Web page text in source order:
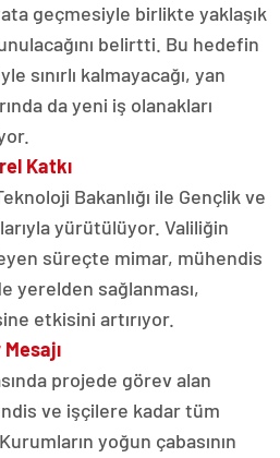
geçmesiyle birlikte yaklaşık
belirtti. Bu hedefin
sınırlı kalmayacağı, yan
da yeni iş olanakları
Katkı
Bakanlığı ile Gençlik ve
yürütülüyor. Valiliğin
süreçte mimar, mühendis
yerelden sağlanması,
etkisini artırıyor.
projede görev alan
ve işçilere kadar tüm
yoğun çabasının